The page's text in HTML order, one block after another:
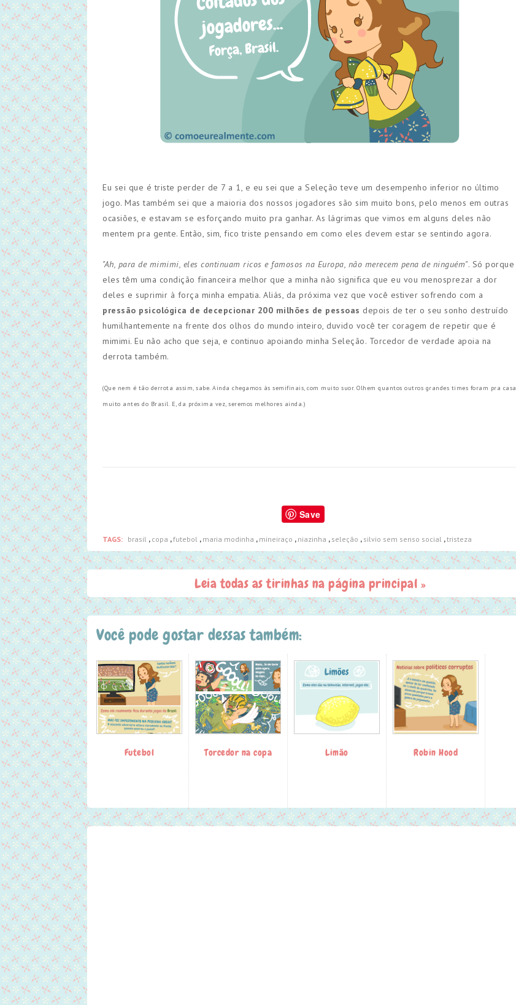
Eu sei que é triste perder de 7 a 1, e eu sei que a Seleção teve um desempenho inferior no último
jogo. Mas também sei que a maioria dos nossos jogadores são sim muito bons, pelo menos em outras
ocasiões, e estavam se esforçando muito pra ganhar. As lágrimas que vimos em alguns deles não
mentem pra gente. Então, sim, fico triste pensando em como eles devem estar se sentindo agora.
"Ah, para de mimimi, eles continuam ricos e famosos na Europa, não merecem pena de ninguém". Só porque
eles têm uma condição financeira melhor que a minha não significa que eu vou menosprezar a dor
deles e suprimir à força minha empatia. Aliás, da próxima vez que você estiver sofrendo com a
pressão psicológica de decepcionar 200 milhões de pessoas depois de ter o seu sonho destruído
humilhantemente na frente dos olhos do mundo inteiro, duvido você ter coragem de repetir que é
mimimi. Eu não acho que seja, e continuo apoiando minha Seleção. Torcedor de verdade apoia na
derrota também.
(Que nem é tão derrota assim, sabe. Ainda chegamos às semifinais, com muito suor. Olhem quantos outros grandes times foram pra casa
muito antes do Brasil. E, da próxima vez, seremos melhores ainda.)
Save
TAGS: brasil , copa ,futebol , maria modinha , mineiraço , niazinha , seleção , silvio sem senso social ,tristeza
Leia todas as tirinhas na página principal »
Você pode gostar dessas também:
Futebol Torcedor na copa Limão Robin Hood